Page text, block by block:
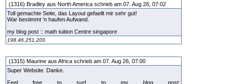
(1316) Bradley aus North America schrieb am 07. Aug 26, 07:02
Toll gemachte Seite, das Layout gefaellt mir sehr gut!
War bestimmt 'n haufen Aufwand.
my blog post :: math tuition Centre singapore
198.46.251.200
(1315) Maurine aus Africa schrieb am 07. Aug 26, 07:00
Super Website. Danke.
Feel free to surf to my blog post;